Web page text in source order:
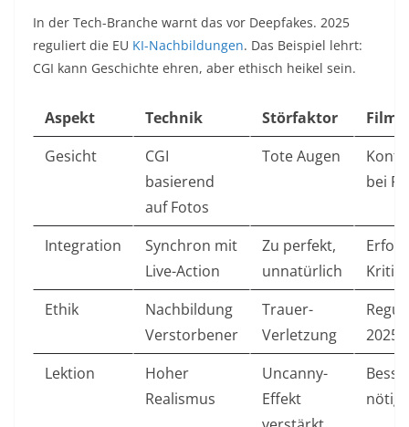
In der Tech-Branche warnt das vor Deepfakes. 2025
reguliert die EU KI-Nachbildungen. Das Beispiel lehrt:
CGI kann Geschichte ehren, aber ethisch heikel sein.​
Aspekt Technik Störfaktor
Film-
Gesicht
CGI
basierend
auf Fotos
Tote Augen
bei
Integration
Synchron mit
Live-Action
Zu perfekt,
unnatürlich
Kritik ​
Ethik
Nachbildung
Verstorbener
Trauer-
Verletzung
2025 ​
Lektion
Hoher
Realismus
Uncanny-
Effekt
nötig ​